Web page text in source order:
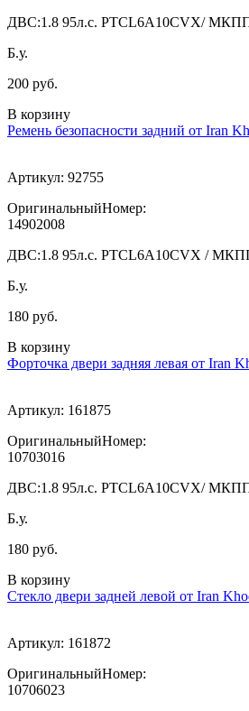
ДВС:1.8 95л.с. PTCL6A10CVX/ МКПП
Б.у.
200 руб.
В корзину
Ремень безопасности задний от Iran
Артикул: 92755
ОригинальныйНомер:
14902008
ДВС:1.8 95л.с. PTCL6A10CVX /
Б.у.
180 руб.
В корзину
Форточка двери задняя левая от Iran
Артикул: 161875
ОригинальныйНомер:
10703016
ДВС:1.8 95л.с. PTCL6A10CVX/ МКПП
Б.у.
180 руб.
В корзину
Стекло двери задней левой от Iran
Артикул: 161872
ОригинальныйНомер:
10706023